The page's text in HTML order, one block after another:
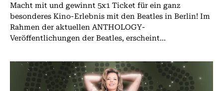
Macht mit und gewinnt 5x1 Ticket für ein ganz
besonderes Kino-Erlebnis mit den Beatles in Berlin! Im
Rahmen der aktuellen ANTHOLOGY-
Veröffentlichungen der Beatles, erscheint...